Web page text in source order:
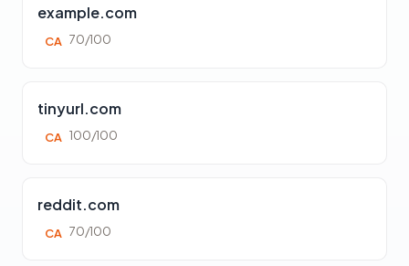
example.com
CA 70/100
tinyurl.com
CA 100/100
reddit.com
CA 70/100